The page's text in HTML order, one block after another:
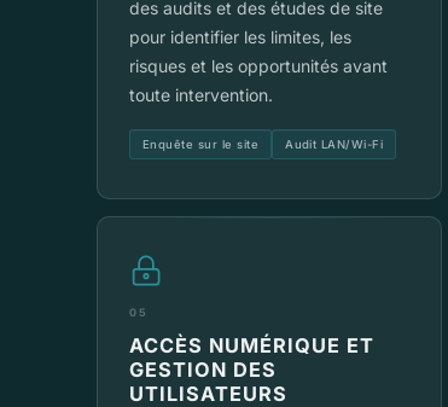
des audits et des études de site
pour identifier les limites, les
risques et les opportunités avant
toute intervention.
Enquête sur le site Audit LAN/Wi-Fi
05
ACCÈS NUMÉRIQUE ET
GESTION DES
UTILISATEURS